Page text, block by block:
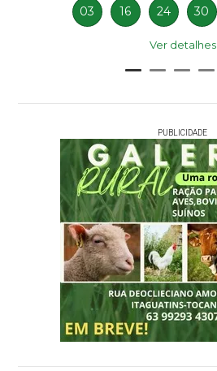
03 16 24 30
Ver detalhes
PUBLICIDADE